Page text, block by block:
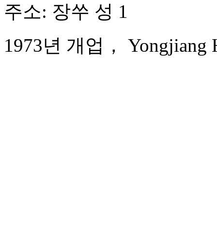
주소: 장쑤 성 1
1973년 개업， Yongjiang